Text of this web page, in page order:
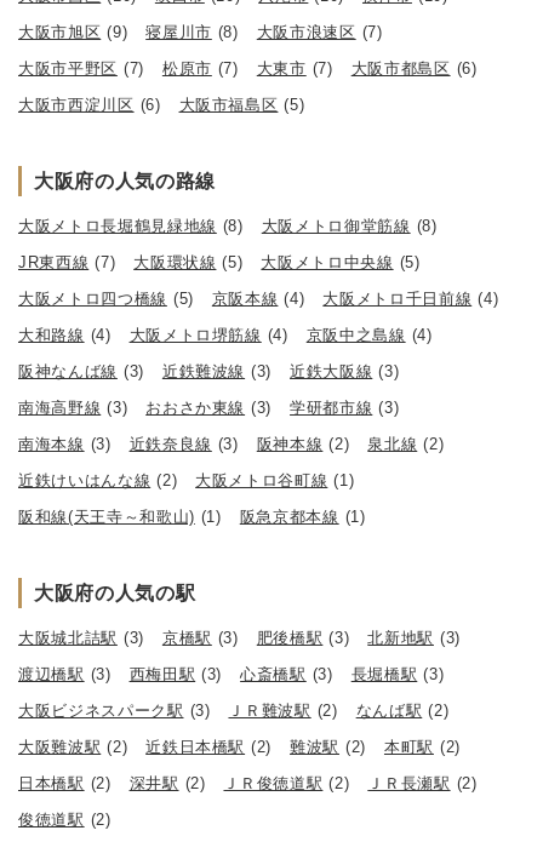
大阪市旭区 (9) 寝屋川市 (8) 大阪市浪速区 (7)
大阪市平野区 (7) 松原市 (7) 大東市 (7) 大阪市都島区 (6)
大阪市西淀川区 (6) 大阪市福島区 (5)
大阪府の人気の路線
大阪メトロ長堀鶴見緑地線 (8) 大阪メトロ御堂筋線 (8)
JR東西線 (7) 大阪環状線 (5) 大阪メトロ中央線 (5)
大阪メトロ四つ橋線 (5) 京阪本線 (4) 大阪メトロ千日前線 (4)
大和路線 (4) 大阪メトロ堺筋線 (4) 京阪中之島線 (4)
阪神なんば線 (3) 近鉄難波線 (3) 近鉄大阪線 (3)
南海高野線 (3) おおさか東線 (3) 学研都市線 (3)
南海本線 (3) 近鉄奈良線 (3) 阪神本線 (2) 泉北線 (2)
近鉄けいはんな線 (2) 大阪メトロ谷町線 (1)
阪和線(天王寺～和歌山) (1) 阪急京都本線 (1)
大阪府の人気の駅
大阪城北詰駅 (3) 京橋駅 (3) 肥後橋駅 (3) 北新地駅 (3)
渡辺橋駅 (3) 西梅田駅 (3) 心斎橋駅 (3) 長堀橋駅 (3)
大阪ビジネスパーク駅 (3) ＪＲ難波駅 (2) なんば駅 (2)
大阪難波駅 (2) 近鉄日本橋駅 (2) 難波駅 (2) 本町駅 (2)
日本橋駅 (2) 深井駅 (2) ＪＲ俊徳道駅 (2) ＪＲ長瀬駅 (2)
俊徳道駅 (2)